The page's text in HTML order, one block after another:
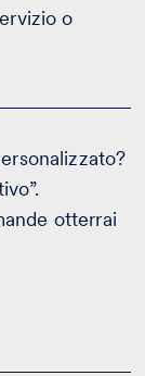
o
otterrai